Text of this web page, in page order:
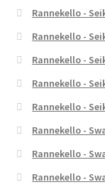
Rannekello -
Rannekello -
Rannekello -
Rannekello -
Rannekello -
Rannekello -
Rannekello -
Rannekello -